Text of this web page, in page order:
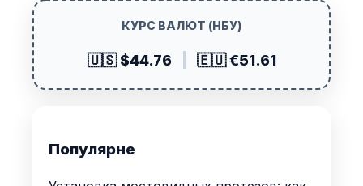
КУРС ВАЛЮТ (НБУ)
🇺🇸 $44.76 🇪🇺 €51.61
Популярне